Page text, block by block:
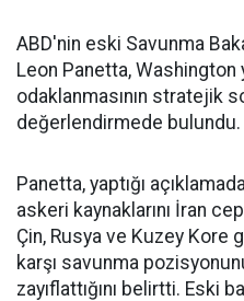
ABD'nin eski Savunma
Leon Panetta, Washington
odaklanmasının stratejik
değerlendirmede bulundu.
Panetta, yaptığı
askeri kaynaklarını İran
Çin, Rusya ve Kuzey
karşı savunma
zayıflattığını belirtti. Eski